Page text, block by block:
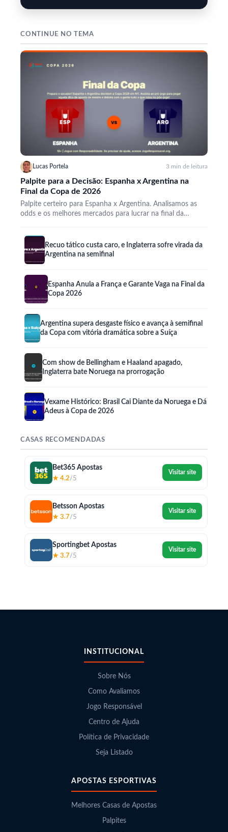
CONTINUE NO TEMA
Lucas Portela 3 min de leitura
Palpite para a Decisão: Espanha x Argentina na
Final da Copa de 2026
Palpite certeiro para Espanha x Argentina. Analisamos as
odds e os melhores mercados para lucrar na final da…
Recuo tático custa caro, e Inglaterra sofre virada da
Argentina na semifinal
Espanha Anula a França e Garante Vaga na Final da
Copa 2026
Argentina supera desgaste físico e avança à semifinal
da Copa com vitória dramática sobre a Suíça
Com show de Bellingham e Haaland apagado,
Inglaterra bate Noruega na prorrogação
Vexame Histórico: Brasil Cai Diante da Noruega e Dá
Adeus à Copa de 2026
CASAS RECOMENDADAS
Bet365 Apostas
★ 4.2/5
Visitar site
Betsson Apostas
★ 3.7/5
Visitar site
Sportingbet Apostas
★ 3.7/5
Visitar site
INSTITUCIONAL
Sobre Nós
Como Avaliamos
Jogo Responsável
Centro de Ajuda
Política de Privacidade
Seja Listado
APOSTAS ESPORTIVAS
Melhores Casas de Apostas
Palpites